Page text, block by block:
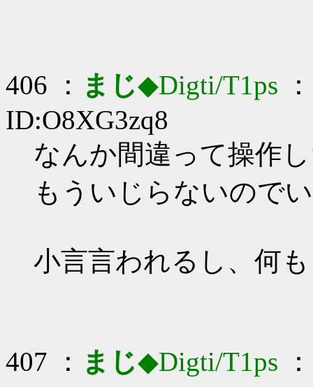
406 ： まじ◆Digti/T1ps
ID:O8XG3zq8
なんか間違って操作
もういじらないので
小言言われるし、何
407 ： まじ◆Digti/T1ps